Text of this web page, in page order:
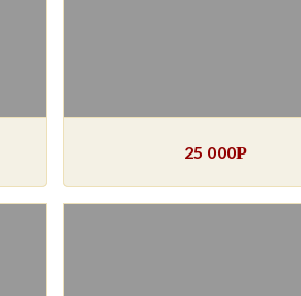
25 000Р